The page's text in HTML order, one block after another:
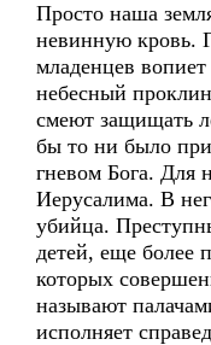
Просто наша
невинную кровь.
младенцев
небесный
смеют защищать
бы то ни было
гневом Бога. Для
Иерусалима. В
убийца.
детей, еще более
которых
называют
исполняет